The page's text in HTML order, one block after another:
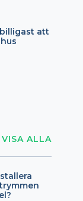
att
VISA ALLA